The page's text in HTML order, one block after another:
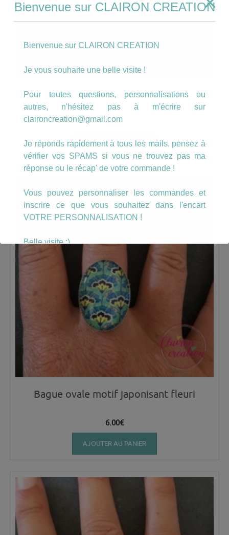
Bague ovale motif rétro fleuri
6.00€
AJOUTER AU PANIER
Bague ovale motif japonisant fleuri
6.00€
AJOUTER AU PANIER
Bienvenue sur CLAIRON CREATION
Bienvenue sur CLAIRON CREATION
Je vous souhaite une belle visite !
Pour toutes questions, personnalisations ou
autres, n'hésitez pas à m'écrire sur
claironcreation@gmail.com
Je réponds rapidement à tous les mails, pensez à
vérifier vos SPAMS si vous ne trouvez pas ma
réponse ou le récap' de votre commande !
Vous pouvez personnaliser les commandes et
inscrire ce que vous souhaitez dans l'encart
VOTRE PERSONNALISATION !
Belle visite :)